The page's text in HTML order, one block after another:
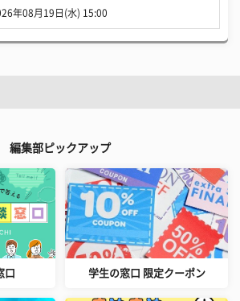
年08月19日(水) 15:00
編集部ピックアップ
口 学生の窓口 限定クーポン